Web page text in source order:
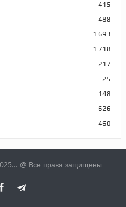
415
488
1 693
1 718
217
25
148
626
460
@ Все права защищены